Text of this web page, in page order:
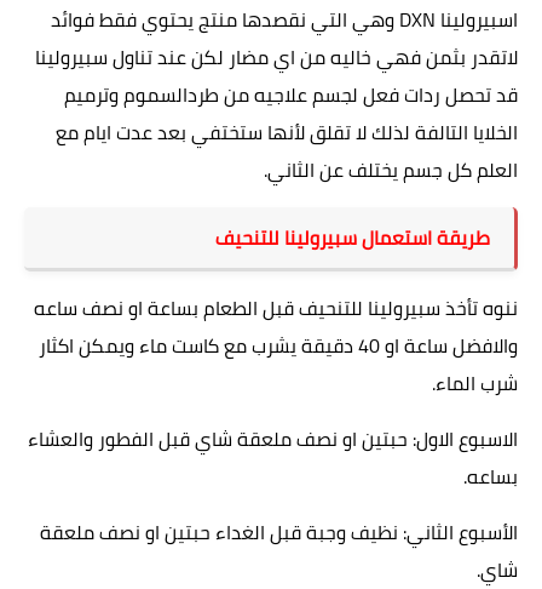
اسبيرولينا DXN وهي التي نقصدها منتج يحتوي فقط فوائد
لاتقدر بثمن فهي خاليه من اي مضار لكن عند تناول سبيرولينا
قد تحصل ردات فعل لجسم علاجيه من طردالسموم وترميم
الخلايا التالفة لذلك لا تقلق لأنها ستختفي بعد عدت ايام مع
العلم كل جسم يختلف عن الثاني.
طريقة استعمال سبيرولينا للتنحيف
ننوه تأخذ سبيرولينا للتنحيف قبل الطعام بساعة او نصف ساعه
والافضل ساعة او 40 دقيقة يشرب مع كاست ماء ويمكن اكثار
شرب الماء.
الاسبوع الاول: حبتين او نصف ملعقة شاي قبل الفطور والعشاء
بساعه.
الأسبوع الثاني: نظيف وجبة قبل الغداء حبتين او نصف ملعقة
شاي.